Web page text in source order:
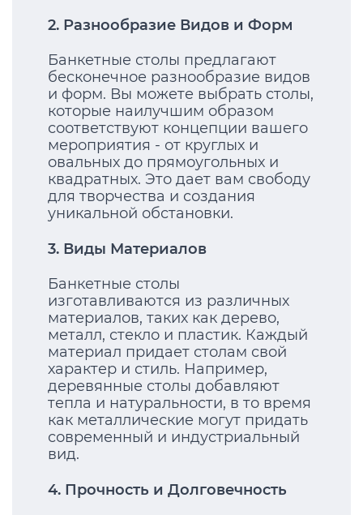
2. Разнообразие Видов и Форм
Банкетные столы предлагают
бесконечное разнообразие видов
и форм. Вы можете выбрать столы,
которые наилучшим образом
соответствуют концепции вашего
мероприятия - от круглых и
овальных до прямоугольных и
квадратных. Это дает вам свободу
для творчества и создания
уникальной обстановки.
3. Виды Материалов
Банкетные столы
изготавливаются из различных
материалов, таких как дерево,
металл, стекло и пластик. Каждый
материал придает столам свой
характер и стиль. Например,
деревянные столы добавляют
тепла и натуральности, в то время
как металлические могут придать
современный и индустриальный
вид.
4. Прочность и Долговечность